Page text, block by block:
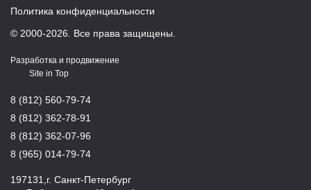
8 (812) 560-79-74
8 (812) 362-78-91
8 (812) 362-07-96
8 (965) 014-79-74
197131,г. Санкт-Петербург
Политика конфиденциальности
© 2000-2026. Все права защищены.
Разработка и продвижение
Site in Top